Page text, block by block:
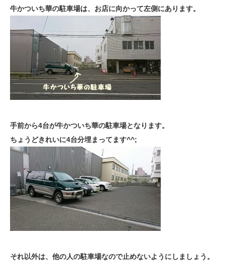
牛かついち華の駐車場は、お店に向かって左側にあります。
手前から4台が牛かついち華の駐車場となります。
ちょうどきれいに4台分埋まってます^^;
それ以外は、他の人の駐車場なので止めないようにしましょう。